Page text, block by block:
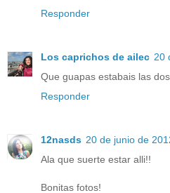
Responder
Los caprichos de ailec 20
Que guapas estabais las
Responder
12nasds 20 de junio de
Ala que suerte estar alli!!
Bonitas fotos!